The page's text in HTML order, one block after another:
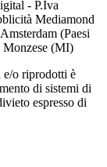
- P.Iva
Mediamond
(Paesi
(MI)
e/o riprodotti è
di sistemi di
espresso di